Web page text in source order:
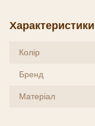
Характеристики
Колір
Бренд
Матеріал